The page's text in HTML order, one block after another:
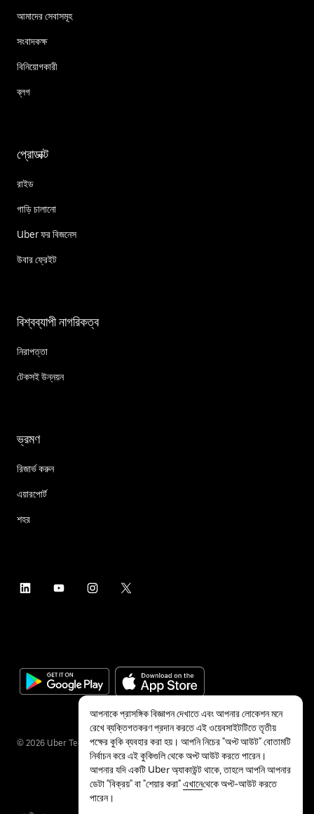
আমাদের সেবাসমূহ
সংবাদকক্ষ
বিনিয়োগকারী
ব্লগ
প্রোডাক্ট
রাইড
গাড়ি চালানো
Uber ফর বিজনেস
উবার ফ্রেইট
বিশ্বব্যাপী নাগরিকত্ব
নিরাপত্তা
টেকসই উন্নয়ন
ভ্রমণ
রিজার্ভ করুন
এয়ারপোর্ট
শহর
© 2026 Uber Technologies Inc.
আপনাকে প্রাসঙ্গিক বিজ্ঞাপন দেখাতে এবং আপনার লোকেশন মনে
রেখে ব্যক্তিগতকরণ প্রদান করতে এই ওয়েবসাইটটিতে তৃতীয়
পক্ষের কুকি ব্যবহার করা হয়। আপনি নিচের "অপ্ট আউট" বোতামটি
নির্বাচন করে এই কুকিগুলি থেকে অপ্ট আউট করতে পারেন।
আপনার যদি একটি Uber অ্যাকাউন্ট থাকে, তাহলে আপনি আপনার
ডেটা "বিক্রয়" বা "শেয়ার করা"এখানেথেকে অপ্ট-আউট করতে
পারেন।